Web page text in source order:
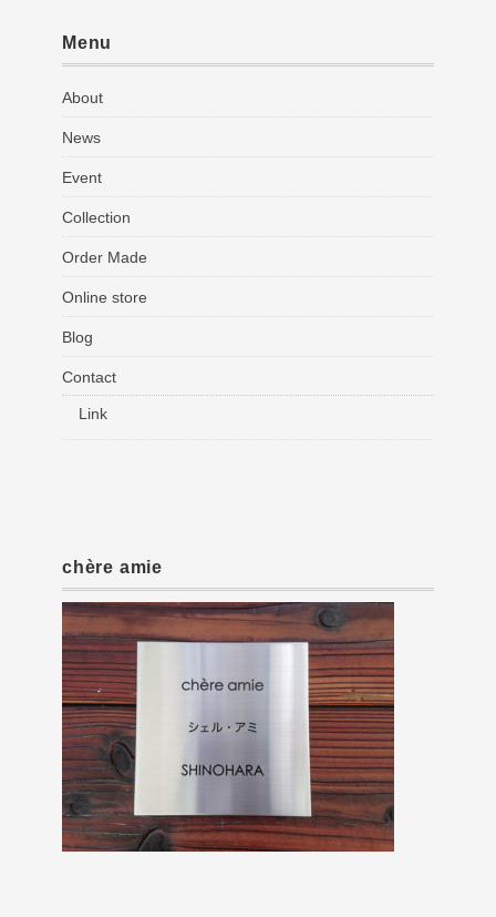
Menu
About
News
Event
Collection
Order Made
Online store
Blog
Contact
Link
chère amie